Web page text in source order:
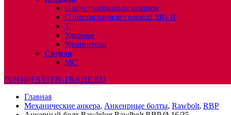
С крестообразным шлицем
С шестигранной головой MG H
T
Ударные
Удлинители
Сверла
МС
INFO@FASTEN-TRADE.RU
Главная
Механические анкера, Анкенрные болты, Rawbolt, RBP